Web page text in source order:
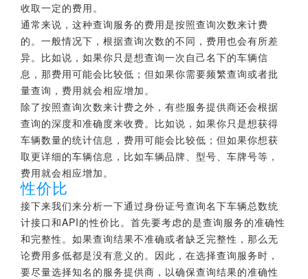
收取一定的费用。
通常来说，这种查询服务的费用是按照查询次数来计费
的。一般情况下，根据查询次数的不同，费用也会有所差
异。比如说，如果你只是想查询一次自己名下的车辆信
息，那费用可能会比较低；但如果你需要频繁查询或者批
量查询，费用就会相应增加。
除了按照查询次数来计费之外，有些服务提供商还会根据
查询的深度和准确度来收费。比如说，如果你只是想获得
车辆数量的统计信息，费用可能会比较低；但如果你想获
取更详细的车辆信息，比如车辆品牌、型号、车牌号等，
费用就会相应增加。
性价比
接下来我们来分析一下通过身份证号查询名下车辆总数统
计接口和API的性价比。首先要考虑的是查询服务的准确性
和完整性。如果查询结果不准确或者缺乏完整性，那么无
论费用多低都是没有意义的。因此，在选择查询服务时，
要尽量选择知名的服务提供商，以确保查询结果的准确性